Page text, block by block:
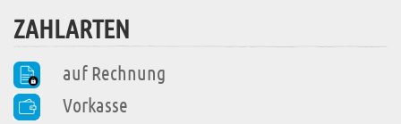
ZAHLARTEN
auf Rechnung
Vorkasse